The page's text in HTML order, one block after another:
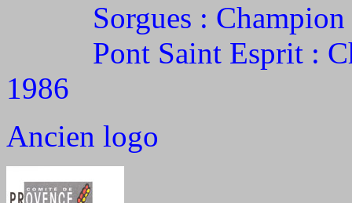
Sorgues : Champion
Pont Saint Esprit :
1986
Ancien logo